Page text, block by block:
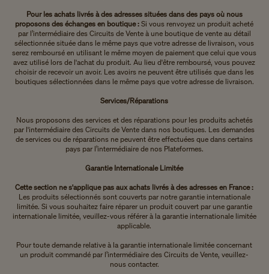
Pour les achats livrés à des adresses situées dans des pays où nous
proposons des échanges en boutique :Si vous renvoyez un produit acheté
par l’intermédiaire des Circuits de Vente à une boutique de vente au détail
sélectionnée située dans le même pays que votre adresse de livraison, vous
serez remboursé en utilisant le même moyen de paiement que celui que vous
avez utilisé lors de l'achat du produit. Au lieu d'être remboursé, vous pouvez
choisir de recevoir un avoir. Les avoirs ne peuvent être utilisés que dans les
boutiques sélectionnées dans le même pays que votre adresse de livraison.
Services/Réparations
Nous proposons des services et des réparations pour les produits achetés
par l'intermédiaire des Circuits de Vente dans nos boutiques. Les demandes
de services ou de réparations ne peuvent être effectuées que dans certains
pays par l’intermédiaire de nos Plateformes.
Garantie Internationale Limitée
Cette section ne s'applique pas aux achats livrés à des adresses en France :
Les produits sélectionnés sont couverts par notre garantie internationale
limitée. Si vous souhaitez faire réparer un produit couvert par une garantie
internationale limitée, veuillez-vous référer à la garantie internationale limitée
applicable.
Pour toute demande relative à la garantie internationale limitée concernant
un produit commandé par l’intermédiaire des Circuits de Vente, veuillez-
nous contacter.